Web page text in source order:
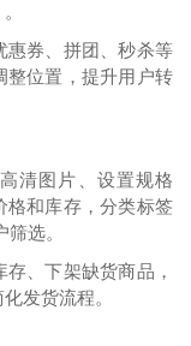
惠券、拼团、秒杀等
整位置，提升用户转
清图片、设置规格
格和库存，分类标签
筛选。
、下架缺货商品，
发货流程。